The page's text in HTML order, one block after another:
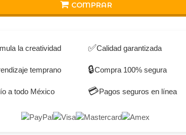
COMPRAR
la creatividad ✅Calidad garantizada
temprano 🔒Compra 100% segura
a todo México 💳Pagos seguros en línea